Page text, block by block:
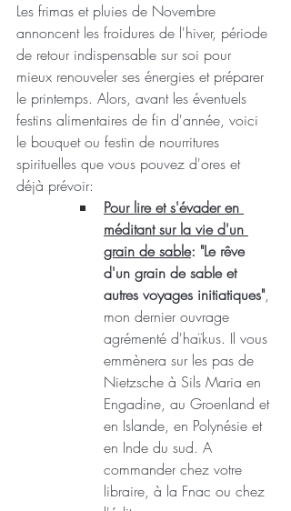
Les frimas et pluies de Novembre
annoncent les froidures de l'hiver, période
de retour indispensable sur soi pour
mieux renouveler ses énergies et préparer
le printemps. Alors, avant les éventuels
festins alimentaires de fin d'année, voici
le bouquet ou festin de nourritures
spirituelles que vous pouvez d'ores et
déjà prévoir:
Pour lire et s'évader en
méditant sur la vie d'un
grain de sable: "Le rêve
d'un grain de sable et
autres voyages initiatiques",
mon dernier ouvrage
agrémenté d'haïkus. Il vous
emmènera sur les pas de
Nietzsche à Sils Maria en
Engadine, au Groenland et
en Islande, en Polynésie et
en Inde du sud. A
commander chez votre
libraire, à la Fnac ou chez